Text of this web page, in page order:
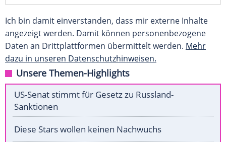
Ich bin damit einverstanden, dass mir externe Inhalte
angezeigt werden. Damit können personenbezogene
Daten an Drittplattformen übermittelt werden. Mehr
dazu in unseren Datenschutzhinweisen.
Unsere Themen-Highlights
US-Senat stimmt für Gesetz zu Russland-
Sanktionen
Diese Stars wollen keinen Nachwuchs